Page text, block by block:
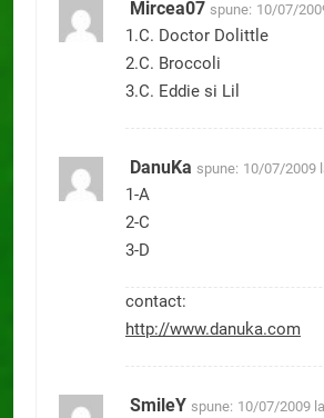
Mircea07 spune: 10/07/
1.C. Doctor Dolittle
2.C. Broccoli
3.C. Eddie si Lil
DanuKa spune: 10/07/2009
1-A
2-C
3-D
contact:
http://www.danuka.com
SmileY spune: 10/07/2009